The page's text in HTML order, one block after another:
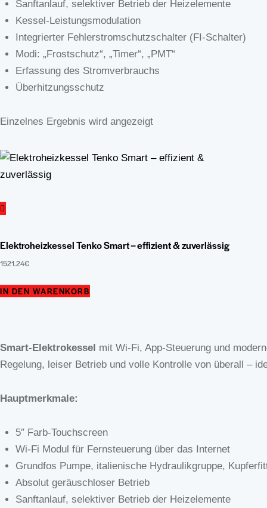
Sanftanlauf, selektiver Betrieb der Heizelemente
Kessel-Leistungsmodulation
Integrierter Fehlerstromschutzschalter (FI-Schalter)
Modi: „Frostschutz“, „Timer“, „PMT“
Erfassung des Stromverbrauchs
Überhitzungsschutz
Einzelnes Ergebnis wird angezeigt
Elektroheizkessel Tenko Smart – effizient & zuverlässig
1521.24€
IN DEN WARENKORB
Varianten
auf.
auf
der
Produktseite
gewählt
werden
Smart-Elektrokessel mit Wi-Fi, App-Steuerung und
Regelung, leiser Betrieb und volle Kontrolle von überall –
Hauptmerkmale:
5″ Farb-Touchscreen
Wi-Fi Modul für Fernsteuerung über das Internet
Grundfos Pumpe, italienische Hydraulikgruppe,
Absolut geräuschloser Betrieb
Sanftanlauf, selektiver Betrieb der Heizelemente